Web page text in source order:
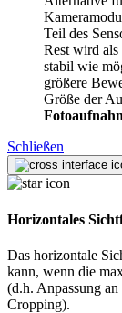
Teil des
Rest wird
stabil wie
größere
Größe der
Schließen
Horizontales
Das horizontale
kann, wenn die
(d.h. Anpassung
Cropping).